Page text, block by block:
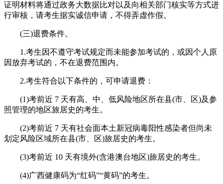
证明材料将通过政务大数据比对以及向相关部门核实等方式进
行审核，请考生据实诚信申请，不得弄虚作假。
(三)退费条件。
1.考生因不遵守考试规定而未能参加考试的，或因个人原
因放弃考试的，不在退费范围内。
2.考生符合以下条件的，可申请退费：
(1)考前近 7 天有高、中、低风险地区所在县(市、区)及参
照管理的地区旅居史的考生。
(2)考前近 7 天有社会面本土新冠病毒阳性感染者但尚未
划定风险区域所在县(市、区)旅居史的考生。
(3)考前近 10 天有境外(含港澳台地区)旅居史的考生。
(4)广西健康码为“红码”“黄码”的考生。